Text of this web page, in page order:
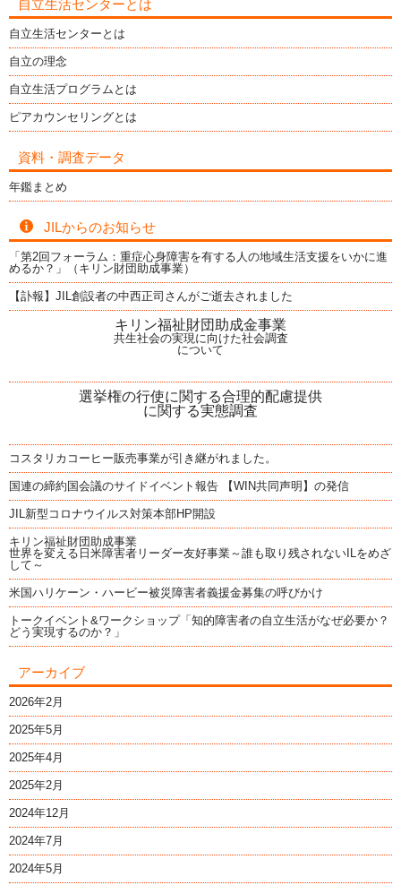
自立生活センターとは
自立生活センターとは
自立の理念
自立生活プログラムとは
ピアカウンセリングとは
資料・調査データ
年鑑まとめ
JILからのお知らせ
「第2回フォーラム：重症心身障害を有する人の地域生活支援をいかに進
めるか？」（キリン財団助成事業）
【訃報】JIL創設者の中西正司さんがご逝去されました
キリン福祉財団助成金事業
共生社会の実現に向けた社会調査
について
選挙権の行使に関する合理的配慮提供
に関する実態調査
コスタリカコーヒー販売事業が引き継がれました。
国連の締約国会議のサイドイベント報告 【WIN共同声明】の発信
JIL新型コロナウイルス対策本部HP開設
キリン福祉財団助成事業
世界を変える日米障害者リーダー友好事業～誰も取り残されないILをめざ
して～
米国ハリケーン・ハービー被災障害者義援金募集の呼びかけ
トークイベント&ワークショップ「知的障害者の自立生活がなぜ必要か？
どう実現するのか？」
アーカイブ
2026年2月
2025年5月
2025年4月
2025年2月
2024年12月
2024年7月
2024年5月